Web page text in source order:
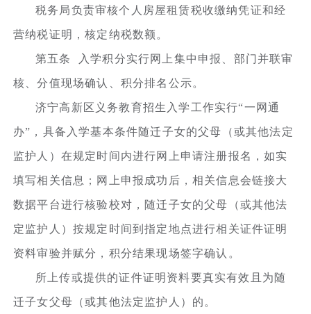
税务局负责审核个人房屋租赁税收缴纳凭证和经
营纳税证明，核定纳税数额。
第五条 入学积分实行网上集中申报、部门并联审
核、分值现场确认、积分排名公示。
济宁高新区义务教育招生入学工作实行“一网通
办”，具备入学基本条件随迁子女的父母（或其他法定
监护人）在规定时间内进行网上申请注册报名，如实
填写相关信息；网上申报成功后，相关信息会链接大
数据平台进行核验校对，随迁子女的父母（或其他法
定监护人）按规定时间到指定地点进行相关证件证明
资料审验并赋分，积分结果现场签字确认。
所上传或提供的证件证明资料要真实有效且为随
迁子女父母（或其他法定监护人）的。